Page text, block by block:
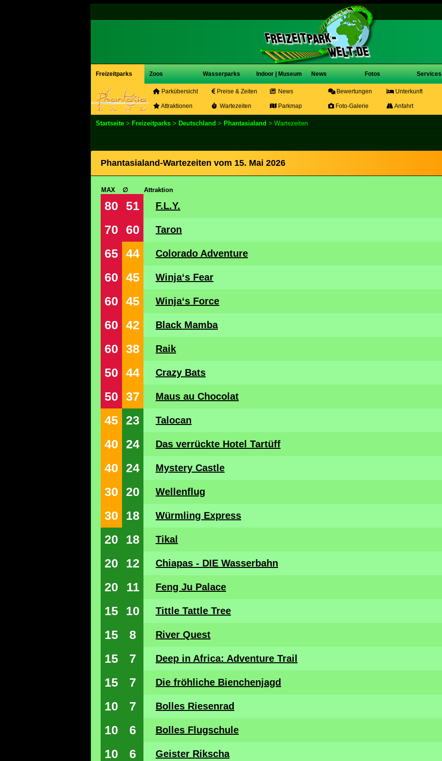
Freizeitparks Zoos Wasserparks Indoor | Museum News Fotos Services
Parkübersicht Preise & Zeiten News Bewertungen Unterkunft
Attraktionen Wartezeiten Parkmap Foto-Galerie Anfahrt
Startseite > Freizeitparks > Deutschland > Phantasialand > Wartezeiten
Phantasialand-Wartezeiten vom 15. Mai 2026
MAX ∅ Attraktion
80 51 F.L.Y.
70 60 Taron
65 44 Colorado Adventure
60 45 Winja‘s Fear
60 45 Winja‘s Force
60 42 Black Mamba
60 38 Raik
50 44 Crazy Bats
50 37 Maus au Chocolat
45 23 Talocan
40 24 Das verrückte Hotel Tartüff
40 24 Mystery Castle
30 20 Wellenflug
30 18 Würmling Express
20 18 Tikal
20 12 Chiapas - DIE Wasserbahn
20 11 Feng Ju Palace
15 10 Tittle Tattle Tree
15 8 River Quest
15 7 Deep in Africa: Adventure Trail
15 7 Die fröhliche Bienchenjagd
10 7 Bolles Riesenrad
10 6 Bolles Flugschule
10 6 Geister Rikscha